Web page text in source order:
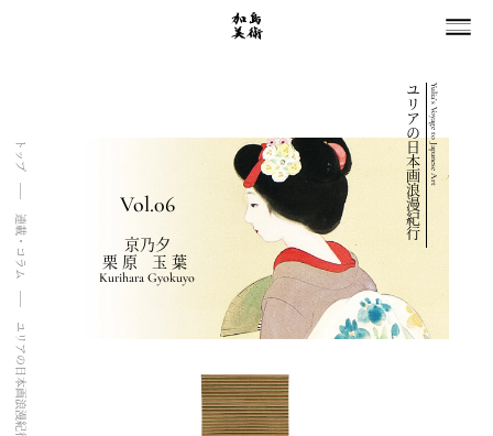
トップ
連載・コラム
ユリアの日本画浪漫紀行
Yulia’s Voyage to Japanese Art
ユリアの日本画浪漫紀行
Vol.06
京乃夕
栗原 玉葉
Kurihara Gyokuyo